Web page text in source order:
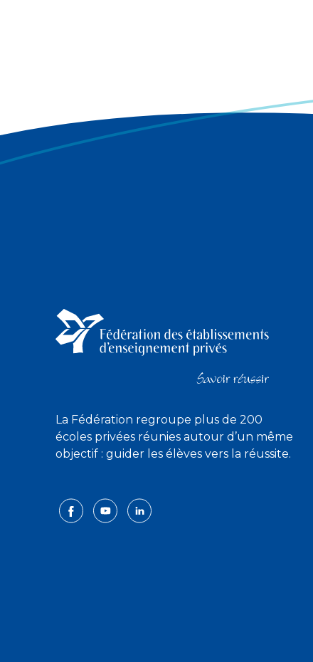
La Fédération regroupe plus de 200
écoles privées réunies autour d’un même
objectif : guider les élèves vers la réussite.